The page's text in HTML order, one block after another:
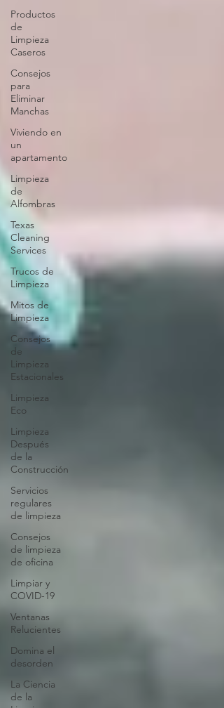
Productos
de
Limpieza
Caseros
Consejos
para
Eliminar
Manchas
Viviendo en
un
apartamento
Limpieza
de
Alfombras
Texas
Cleaning
Services
Trucos de
Limpieza
Mitos de
Limpieza
Consejos
de
Limpieza
Estacionales
Limpieza
Eco
Limpieza
Después
de la
Construcción
Servicios
regulares
de limpieza
Consejos
de limpieza
de oficina
Limpiar y
COVID-19
Ventanas
Relucientes
Domina el
desorden
La Ciencia
de la